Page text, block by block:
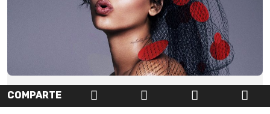
COMPARTE